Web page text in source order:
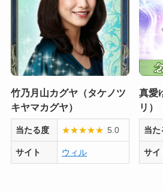
竹乃月山カグヤ（タケノツ
キヤマカグヤ）
当たる度 ★★★★★ 5.0
サイト ウィル
真愛
リ）
当た
サイ